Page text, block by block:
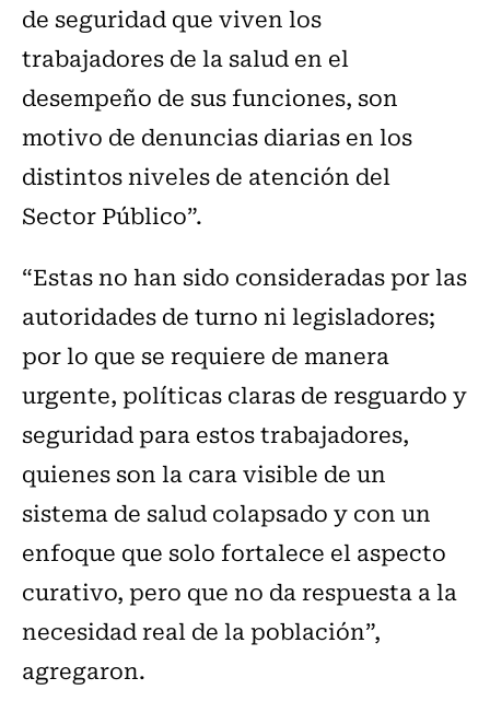
de seguridad que viven los
trabajadores de la salud en el
desempeño de sus funciones, son
motivo de denuncias diarias en los
distintos niveles de atención del
Sector Público”.
“Estas no han sido consideradas por las
autoridades de turno ni legisladores;
por lo que se requiere de manera
urgente, políticas claras de resguardo y
seguridad para estos trabajadores,
quienes son la cara visible de un
sistema de salud colapsado y con un
enfoque que solo fortalece el aspecto
curativo, pero que no da respuesta a la
necesidad real de la población”,
agregaron.